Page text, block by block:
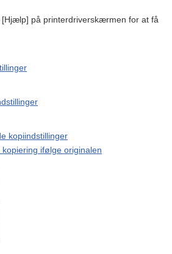
[Hjælp] på printerdriverskærmen for at få
kopiindstillinger
ifølge originalen